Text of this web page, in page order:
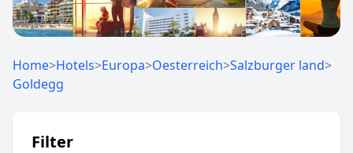
Home>Hotels>Europa>Oesterreich>Salzburger land>
Goldegg
Filter